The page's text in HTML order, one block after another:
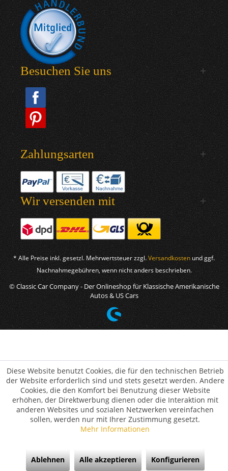
Besuchen Sie uns
Zahlungsarten
Wir versenden mit
* Alle Preise inkl. gesetzl. Mehrwertsteuer zzgl.Versandkosten und ggf.
Nachnahmegebühren, wenn nicht anders beschrieben.
© Classic Car Company - Der Onlineshop für Klassische Amerikanische
Autos & US Cars
Diese Website benutzt Cookies, die für den technischen Betrieb
der Website erforderlich sind und stets gesetzt werden. Andere
Cookies, die den Komfort bei Benutzung dieser Website
erhöhen, der Direktwerbung dienen oder die Interaktion mit
anderen Websites und sozialen Netzwerken vereinfachen
sollen, werden nur mit Ihrer Zustimmung gesetzt.
Mehr Informationen
Ablehnen Alle akzeptieren Konfigurieren